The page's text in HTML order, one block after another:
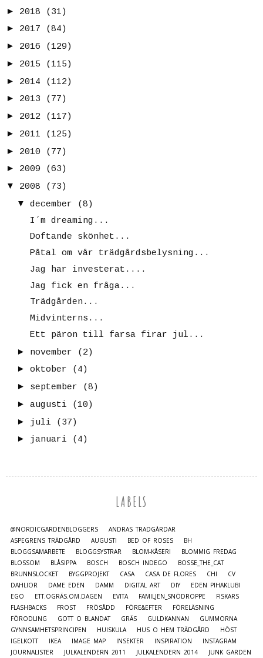
► 2018
(31)
► 2017
(84)
► 2016
(129)
► 2015
(115)
► 2014
(112)
► 2013
(77)
► 2012
(117)
► 2011
(125)
► 2010
(77)
► 2009
(63)
▼
2008
(73)
▼
december
(8)
I´m dreaming...
Doftande skönhet...
Påtal om vår trädgårdsbelysning...
Jag har investerat....
Jag fick en fråga...
Trädgården...
Midvinterns...
Ett päron till farsa firar jul...
► november
(2)
► oktober
(4)
► september
(8)
► augusti
(10)
► juli
(37)
► januari (4)
LABELS
@NORDICGARDENBLOGGERS
ANDRAS TRÄDGÅRDAR
ASPEGRENS TRÄDGÅRD
AUGUSTI BED OF ROSES
BH
BLOGGSAMARBETE
BLOGGSYSTRAR BLOM-KÅSERI
BLOMMIG FREDAG
BLOSSOM
BLÅSIPPA BOSCH BOSCH INDEGO
BOSSE_THE_CAT
BRUNNSLOCKET
BYGGPROJEKT CASA CASA DE FLORES CHI
CV
DAHLIOR
DAME EDEN DAMM DIGITAL ART DIY
EDEN PIHAKLUBI
EGO
ETT.OGRÄS.OM.DAGEN EVITA FAMILJEN_SNÖDROPPE
FISKARS
FLASHBACKS
FROST FRÖSÅDD FÖRE&EFTER
FÖRELÄSNING
FÖRODLING
GOTT O BLANDAT GRÄS GULDKANNAN
GUMMORNA
GYNNSAMHETSPRINCIPEN
HUISKULA HUS O HEM TRÄDGÅRD
HÖST
IGELKOTT
IKEA IMAGE MAP INSEKTER INSPIRATION
INSTAGRAM
JOURNALISTER
JULKALENDERN 2011 JULKALENDERN 2014
JUNK GARDEN